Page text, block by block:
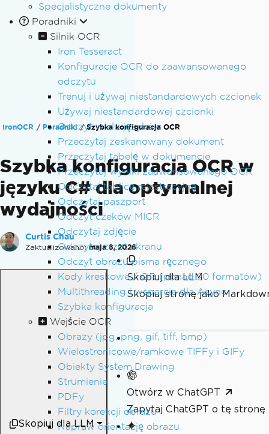
Specjalistyczne dokumenty
Poradniki
Silnik OCR
Iron Tesseract
Konfiguracje OCR do zaawansowanego
odczytu
Trenuj i używaj niestandardowych czcionek
Używaj niestandardowej czcionki
Odczyt wielu języków
Przeczytaj zeskanowany dokument
Przeczytaj tabelę w dokumencie
Przeczytaj wyniki zaawansowanego OCR
Odczytaj tablicę rejestracyjną
Odczytaj paszport
Odczyt czeków MICR
Odczytaj zdjęcie
Odczytaj zrzut ekranu
Odczyt obrazu pisma ręcznego
Kody kreskowe / QR (ponad 20 formatów)
Multithreading i wsparcie dla Async
Szybka konfiguracja
Wejście OCR
Obrazy (jpg, png, gif, tiff, bmp)
Wielostronicowe/ramkowe TIFFy i GIFy
Obiekty System.Drawing
Strumienie
PDFy
Filtry korekcji obrazu
Napraw orientację obrazu
IronOCR Poradniki Szybka konfiguracja OCR
Szybka konfiguracja OCR w
języku C# dla optymalnej
wydajności
Curtis Chau
Zaktualizowano: maja 8, 2026
Skopiuj dla LLM
Skopiuj dla LLM
Skopiuj stronę jako
Otwórz w ChatGPT
Zapytaj ChatGPT o tę stronę